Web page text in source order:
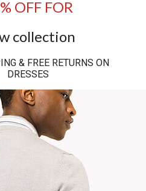
OFF FOR
collection
& FREE RETURNS ON
DRESSES